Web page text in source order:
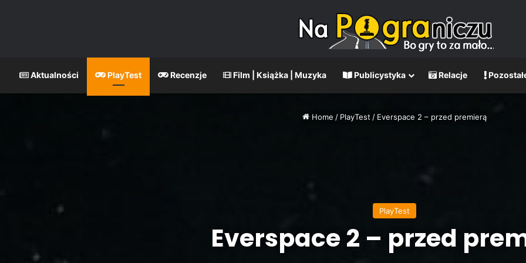
Aktualności PlayTest Recenzje Film | Książka | Muzyka Publicystyka Relacje
Home / PlayTest / Everspace 2 – przed premierą
PlayTest
Everspace 2 – przed